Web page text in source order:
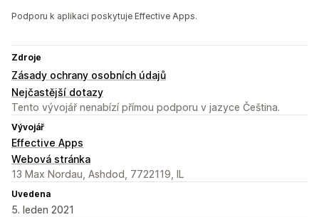
Podporu k aplikaci poskytuje Effective Apps.
Zdroje
Zásady ochrany osobních údajů
Nejčastější dotazy
Tento vývojář nenabízí přímou podporu v jazyce Čeština.
Vývojář
Effective Apps
Webová stránka
13 Max Nordau, Ashdod, 7722119, IL
Uvedena
5. leden 2021